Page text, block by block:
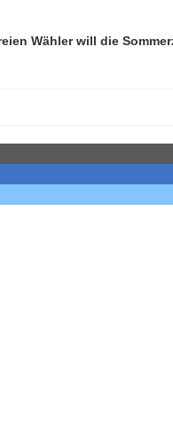
Wähler will die